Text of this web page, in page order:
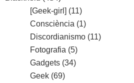
[Geek-girl] (11)
Consciència (1)
Discordianismo (11)
Fotografia (5)
Gadgets (34)
Geek (69)